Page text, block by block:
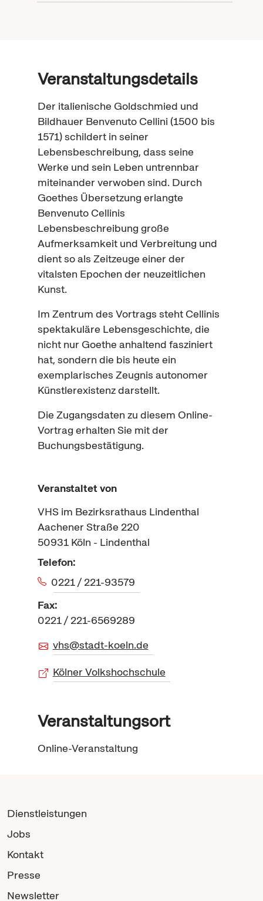
Veranstaltungsdetails
Der italienische Goldschmied und
Bildhauer Benvenuto Cellini (1500 bis
1571) schildert in seiner
Lebensbeschreibung, dass seine
Werke und sein Leben untrennbar
miteinander verwoben sind. Durch
Goethes Übersetzung erlangte
Benvenuto Cellinis
Lebensbeschreibung große
Aufmerksamkeit und Verbreitung und
dient so als Zeitzeuge einer der
vitalsten Epochen der neuzeitlichen
Kunst.
Im Zentrum des Vortrags steht Cellinis
spektakuläre Lebensgeschichte, die
nicht nur Goethe anhaltend fasziniert
hat, sondern die bis heute ein
exemplarisches Zeugnis autonomer
Künstlerexistenz darstellt.
Die Zugangsdaten zu diesem Online-
Vortrag erhalten Sie mit der
Buchungsbestätigung.
Veranstaltet von
VHS im Bezirksrathaus Lindenthal
Aachener Straße 220
50931 Köln - Lindenthal
Telefon:
0221 / 221-93579
Fax:
0221 / 221-6569289
vhs@stadt-koeln.de
Kölner Volkshochschule
Veranstaltungsort
Online-Veranstaltung
Dienstleistungen
Jobs
Kontakt
Presse
Newsletter